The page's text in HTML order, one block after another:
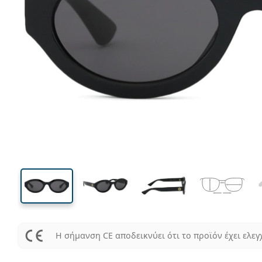
Μήκος σκελετού
35 mm
Ύψος φακού
53 mm
Μήκος φακού
Μήκος
Η σήμανση CE αποδεικνύει ότι το προϊόν έχει